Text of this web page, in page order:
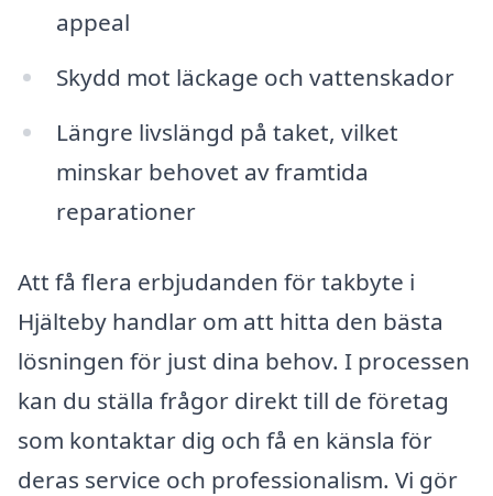
appeal
Skydd mot läckage och vattenskador
Längre livslängd på taket, vilket
minskar behovet av framtida
reparationer
Att få flera erbjudanden för takbyte i
Hjälteby handlar om att hitta den bästa
lösningen för just dina behov. I processen
kan du ställa frågor direkt till de företag
som kontaktar dig och få en känsla för
deras service och professionalism. Vi gör